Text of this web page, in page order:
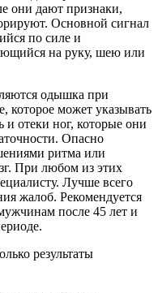
они дают признаки,
Основной сигнал
по силе и
на руку, шею или
одышка при
которое может указывать
отеки ног, которые они
Опасно
ритма или
При любом из этих
Лучше всего
жалоб. Рекомендуется
после 45 лет и
результаты